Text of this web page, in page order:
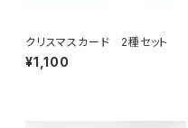
クリスマスカード 2種セット
¥1,100